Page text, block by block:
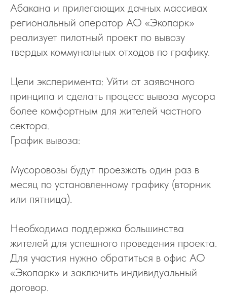
Абакана и прилегающих дачных массивах
региональный оператор АО «Экопарк»
реализует пилотный проект по вывозу
твердых коммунальных отходов по графику.
Цели эксперимента: Уйти от заявочного
принципа и сделать процесс вывоза мусора
более комфортным для жителей частного
сектора.
График вывоза:
Мусоровозы будут проезжать один раз в
месяц по установленному графику (вторник
или пятница).
Необходима поддержка большинства
жителей для успешного проведения проекта.
Для участия нужно обратиться в офис АО
«Экопарк» и заключить индивидуальный
договор.